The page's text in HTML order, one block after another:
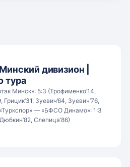
дивизион |
тура
Минск»: 5:3 (Трофименко’14,
Зуевич’64, Зуевич’76,
«Туркспор» — «БФСО Динамо»: 1:3
Слепица’86)